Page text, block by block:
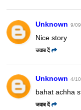
Unknown 9/
Nice story
जवाब दें
Unknown 4/
bahat achha
जवाब दें